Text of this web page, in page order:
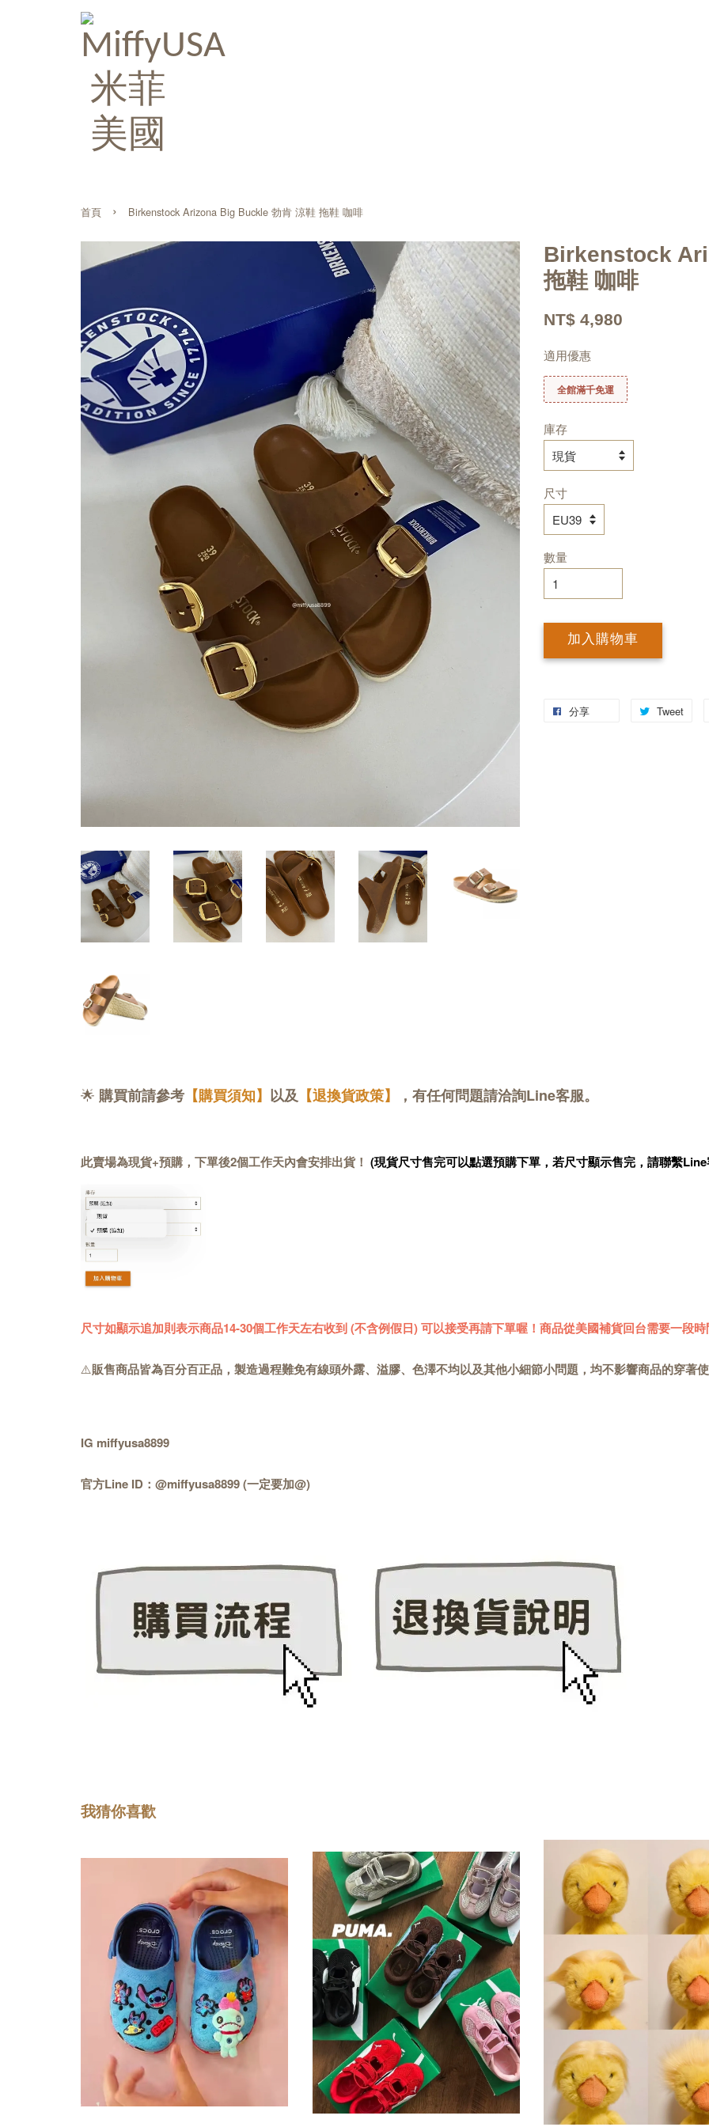
首頁 › Birkenstock Arizona Big Buckle 勃肯 涼鞋 拖鞋 咖啡
Birkenstock
拖鞋 咖啡
NT$ 4,980
適用優惠
全館滿千免運
庫存
尺寸
數量
加入購物車
分享 Tweet
🌟 購買前請參考 【購買須知】 以及 【退換貨政策】 ，有任何問題請洽詢Line客服。
此賣場為現貨+預購，下單後2個工作天內會安排出貨！ (現貨尺寸售完可以點選預購下單，若尺寸顯示售完，請聯繫
尺寸如顯示追加則表示商品14-30個工作天左右收到 (不含例假日) 可以接受再請下單喔！商品從美國補貨回台需要一段時
⚠️販售商品皆為百分百正品，製造過程難免有線頭外露、溢膠、色澤不均以及其他小細節小問題，均不影響商品的穿著
IG miffyusa8899
官方Line ID：@miffyusa8899 (一定要加@)
我猜你喜歡